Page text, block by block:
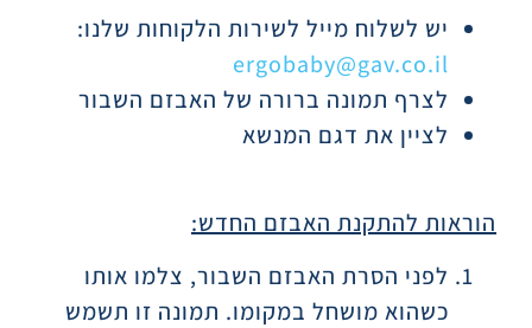
יש לשלוח מייל לשירות הלקוחות שלנו:
ergobaby@gav.co.il
לצרף תמונה ברורה של האבזם השבור
לציין את דגם המנשא
הוראות להתקנת האבזם החדש:
לפני הסרת האבזם השבור, צלמו אותו
כשהוא מושחל במקומו. תמונה זו תשמש